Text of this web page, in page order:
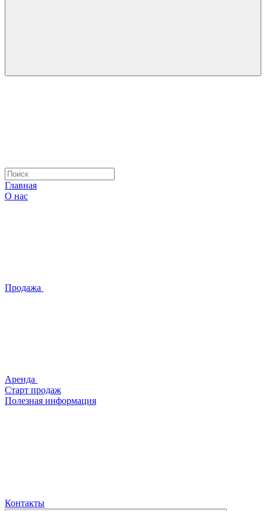
Главная
О нас
Продажа
Аренда
Старт продаж
Полезная информация
Контакты